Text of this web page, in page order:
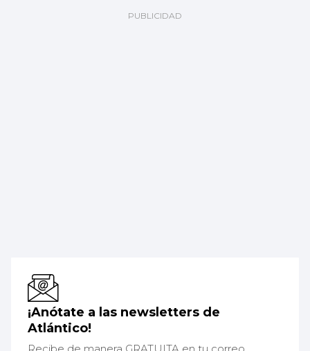
¡Anótate a las newsletters de
Atlántico!